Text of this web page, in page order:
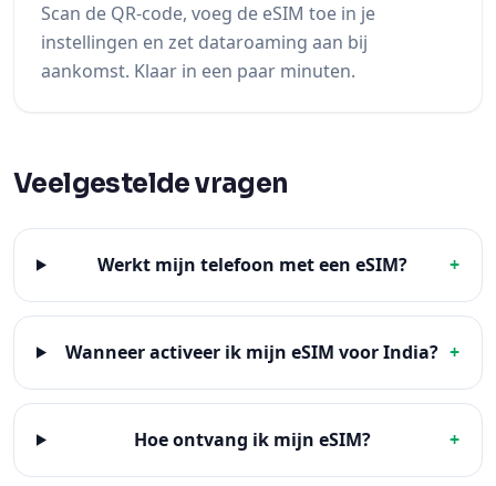
Scan de QR-code, voeg de eSIM toe in je
instellingen en zet dataroaming aan bij
aankomst. Klaar in een paar minuten.
Veelgestelde vragen
Werkt mijn telefoon met een eSIM? +
Wanneer activeer ik mijn eSIM voor India? +
Hoe ontvang ik mijn eSIM? +